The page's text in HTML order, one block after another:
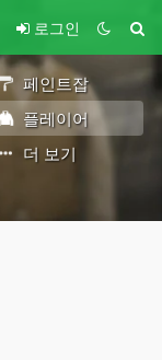
로그인
페인트잡
플레이어
더 보기